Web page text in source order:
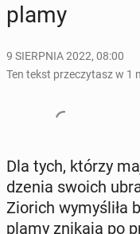
plamy
9 SIERPNIA 2022, 08:00
Ten tekst przeczytasz w 1
Dla tych, którzy
dze­nia swoich
Ziorich wy­my­śli­ła
plamy znikają po